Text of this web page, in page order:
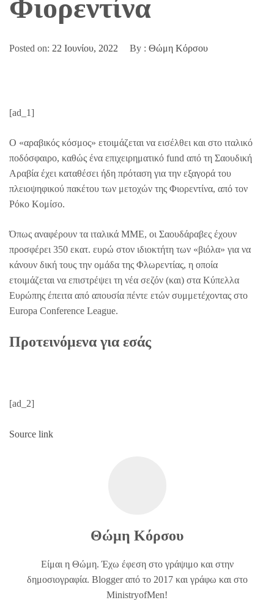
Φιορεντίνα
Posted on: 22 Ιουνίου, 2022 By : Θώμη Κόρσου
[ad_1]
Ο «αραβικός κόσμος» ετοιμάζεται να εισέλθει και στο ιταλικό
ποδόσφαιρο, καθώς ένα επιχειρηματικό fund από τη Σαουδική
Αραβία έχει καταθέσει ήδη πρόταση για την εξαγορά του
πλειοψηφικού πακέτου των μετοχών της Φιορεντίνα, από τον
Ρόκο Κομίσο.
Όπως αναφέρουν τα ιταλικά ΜΜΕ, οι Σαουδάραβες έχουν
προσφέρει 350 εκατ. ευρώ στον ιδιοκτήτη των «βιόλα» για να
κάνουν δική τους την ομάδα της Φλωρεντίας, η οποία
ετοιμάζεται να επιστρέψει τη νέα σεζόν (και) στα Κύπελλα
Ευρώπης έπειτα από απουσία πέντε ετών συμμετέχοντας στο
Europa Conference League.
Προτεινόμενα για εσάς
[ad_2]
Source link
Θώμη Κόρσου
Είμαι η Θώμη. Έχω έφεση στο γράψιμο και στην
δημοσιογραφία. Blogger από το 2017 και γράφω και στο
MinistryofMen!